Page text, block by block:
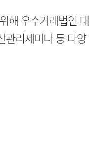
해 우수거래법인 대
관리세미나 등 다양